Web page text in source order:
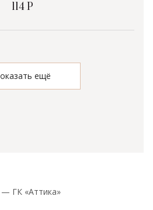
114 Р
ещё
ГК «Аттика»